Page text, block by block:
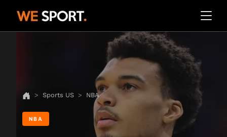
Sports US NBA
NBA